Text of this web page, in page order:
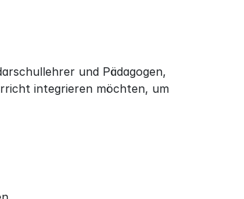
und Pädagogen,
integrieren möchten, um